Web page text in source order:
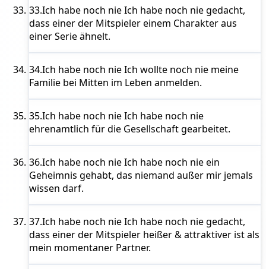
33.Ich habe noch nieIch habe noch nie gedacht,
dass einer der Mitspieler einem Charakter aus
einer Serie ähnelt.
34.Ich habe noch nieIch wollte noch nie meine
Familie bei Mitten im Leben anmelden.
35.Ich habe noch nieIch habe noch nie
ehrenamtlich für die Gesellschaft gearbeitet.
36.Ich habe noch nieIch habe noch nie ein
Geheimnis gehabt, das niemand außer mir jemals
wissen darf.
37.Ich habe noch nieIch habe noch nie gedacht,
dass einer der Mitspieler heißer & attraktiver ist als
mein momentaner Partner.